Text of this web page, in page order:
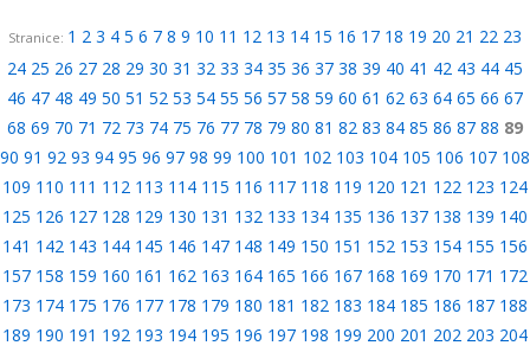
Stranice: 1 2 3 4 5 6 7 8 9 10 11 12 13 14 15 16 17 18 19 20 21 22 23
24 25 26 27 28 29 30 31 32 33 34 35 36 37 38 39 40 41 42 43 44 45
46 47 48 49 50 51 52 53 54 55 56 57 58 59 60 61 62 63 64 65 66 67
68 69 70 71 72 73 74 75 76 77 78 79 80 81 82 83 84 85 86 87 88 89
90 91 92 93 94 95 96 97 98 99 100 101 102 103 104 105 106 107 108
109 110 111 112 113 114 115 116 117 118 119 120 121 122 123 124
125 126 127 128 129 130 131 132 133 134 135 136 137 138 139 140
141 142 143 144 145 146 147 148 149 150 151 152 153 154 155 156
157 158 159 160 161 162 163 164 165 166 167 168 169 170 171 172
173 174 175 176 177 178 179 180 181 182 183 184 185 186 187 188
189 190 191 192 193 194 195 196 197 198 199 200 201 202 203 204